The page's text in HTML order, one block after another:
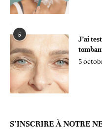
5
J’ai
5
S’INSCRIRE À NOTRE